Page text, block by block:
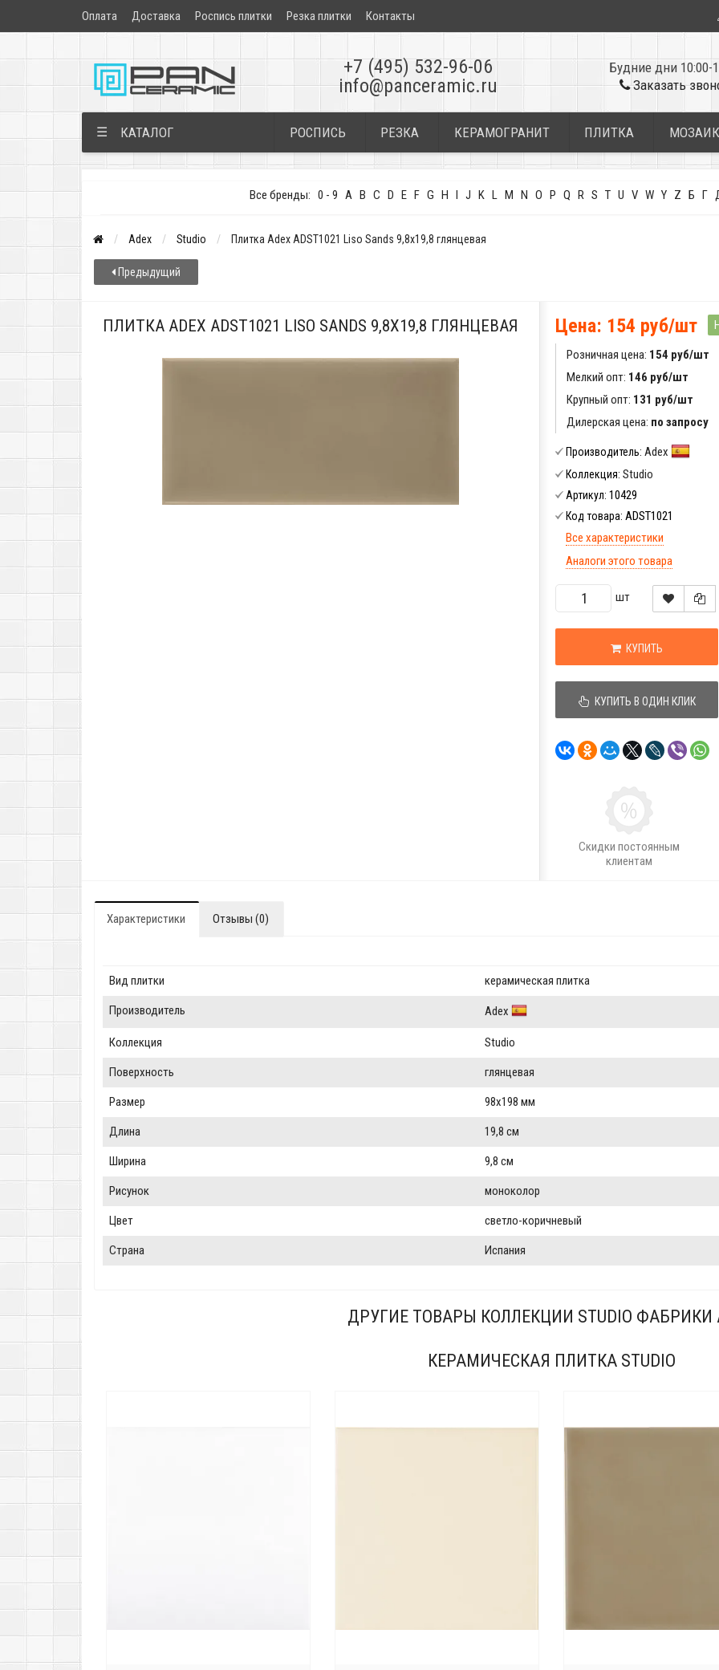
Оплата Доставка Роспись плитки Резка плитки Контакты
+7 (495) 532-96-06
info@panceramic.ru
Будние дни 10:00-
Заказать
☰ КАТАЛОГ РОСПИСЬ РЕЗКА КЕРАМОГРАНИТ ПЛИТКА
Все бренды: 0 - 9 A B C D E F G H I J K L M N O P Q R S T U V W Y Z Б Г
Adex Studio Плитка Adex ADST1021 Liso Sands 9,8x19,8 глянцевая
Предыдущий
ПЛИТКА ADEX ADST1021 LISO SANDS 9,8X19,8 ГЛЯНЦЕВАЯ Цена: 154 руб/шт
Розничная цена: 154 руб/шт
Мелкий опт: 146 руб/шт
Крупный опт: 131 руб/шт
Дилерская цена: по запросу
Производитель: Adex
Коллекция: Studio
Артикул: 10429
Код товара: ADST1021
Все характеристики
Аналоги этого товара
шт
КУПИТЬ
КУПИТЬ В ОДИН КЛИК
Скидки постоянным
клиентам
Характеристики Отзывы (0)
Вид плитки керамическая плитка
Производитель Adex
Коллекция Studio
Поверхность глянцевая
Размер 98x198 мм
Длина 19,8 см
Ширина 9,8 см
Рисунок моноколор
Цвет светло-коричневый
Страна Испания
ДРУГИЕ ТОВАРЫ КОЛЛЕКЦИИ STUDIO ФАБРИКИ
КЕРАМИЧЕСКАЯ ПЛИТКА STUDIO